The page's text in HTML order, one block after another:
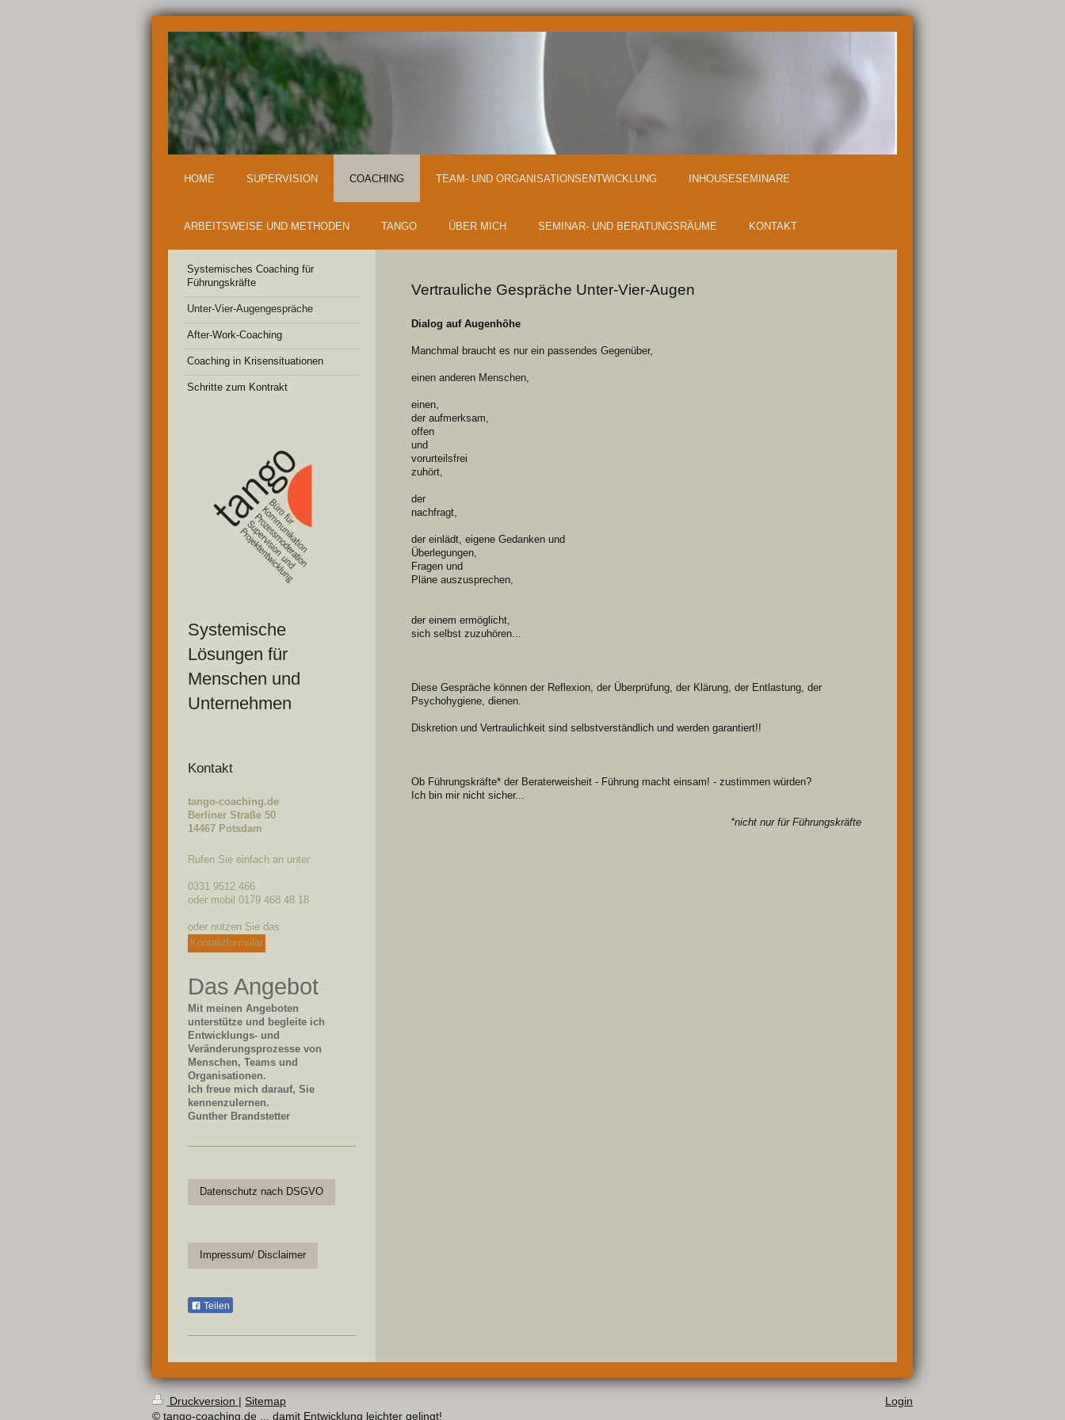
HOME SUPERVISION COACHING TEAM- UND ORGANISATIONSENTWICKLUNG INHOUSESEMINARE
ARBEITSWEISE UND METHODEN TANGO ÜBER MICH SEMINAR- UND BERATUNGSRÄUME KONTAKT
Vertrauliche Gespräche Unter-Vier-Augen
Dialog auf Augenhöhe
Manchmal braucht es nur ein passendes Gegenüber,
einen anderen Menschen,
einen,
der aufmerksam,
offen
und
vorurteilsfrei
zuhört,
der
nachfragt,
der einlädt, eigene Gedanken und
Überlegungen,
Fragen und
Pläne auszusprechen,
der einem ermöglicht,
sich selbst zuzuhören...
Diese Gespräche können der Reflexion, der Überprüfung, der Klärung, der Entlastung, der
Psychohygiene, dienen.
Diskretion und Vertraulichkeit sind selbstverständlich und werden garantiert!!
Ob Führungskräfte* der Beraterweisheit - Führung macht einsam! - zustimmen würden?
Ich bin mir nicht sicher...
*nicht nur für Führungskräfte
Systemisches Coaching für
Führungskräfte
Unter-Vier-Augengespräche
After-Work-Coaching
Coaching in Krisensituationen
Schritte zum Kontrakt
Systemische
Lösungen für
Menschen und
Unternehmen
Kontakt
tango-coaching.de
Berliner Straße 50
14467 Potsdam
Rufen Sie einfach an unter
0331 9512 466
oder mobil 0179 468 48 18
oder nutzen Sie das
Kontaktformular .
Das Angebot
Mit meinen Angeboten
unterstütze und begleite ich
Entwicklungs- und
Veränderungsprozesse von
Menschen, Teams und
Organisationen.
Ich freue mich darauf, Sie
kennenzulernen.
Gunther Brandstetter
Datenschutz nach DSGVO
Impressum/ Disclaimer
Teilen
Druckversion | Sitemap
© tango-coaching.de ... damit Entwicklung leichter gelingt!
Login